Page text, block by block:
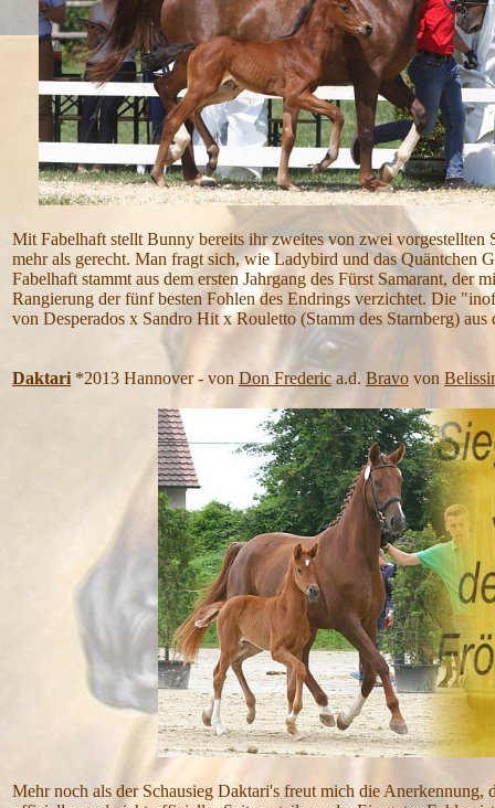
Mit Fabelhaft stellt Bunny bereits ihr zweites von zwei vorgestellten
mehr als gerecht. Man fragt sich, wie Ladybird und das Quäntchen
Fabelhaft stammt aus dem ersten Jahrgang des Fürst Samarant,
Rangierung der fünf besten Fohlen des Endrings verzichtet. Die
von Desperados x Sandro Hit x Rouletto (Stamm des Starnberg)
Daktari *2013 Hannover - von Don Frederic a.d. Bravo von
Mehr noch als der Schausieg Daktari's freut mich die